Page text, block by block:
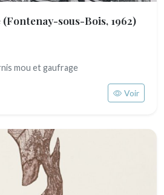
(Fontenay-sous-Bois, 1962)
mou et gaufrage
Voir